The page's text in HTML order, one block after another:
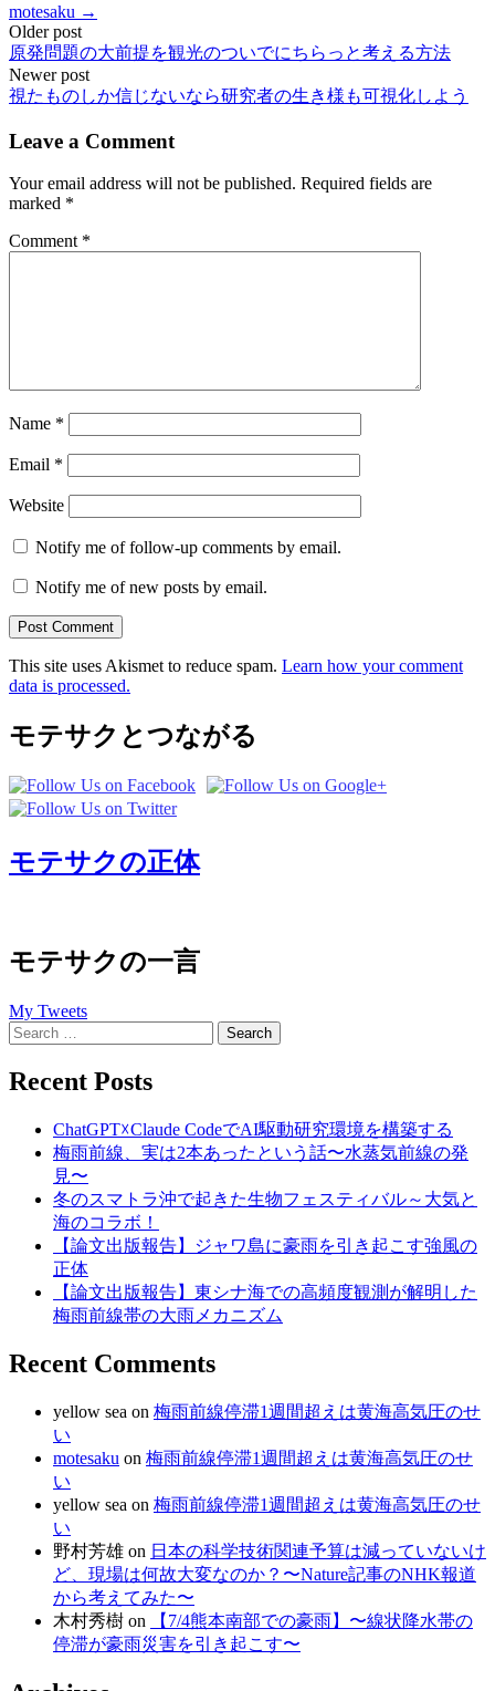
motesaku →
Post
navigation
Older post
原発問題の大前提を観光のついでにちらっと考える方法
Newer post
視たものしか信じないなら研究者の生き様も可視化しよう
Leave a Comment
Your email address will not be published. Required fields are
marked *
Comment *
Name *
Email *
Website
Notify me of follow-up comments by email.
Notify me of new posts by email.
This site uses Akismet to reduce spam. Learn how your comment
data is processed.
モテサクとつながる
モテサクの正体
モテサクの一言
My Tweets
Search
for:
Recent Posts
ChatGPT☓Claude CodeでAI駆動研究環境を構築する
梅雨前線、実は2本あったという話〜水蒸気前線の発
見〜
冬のスマトラ沖で起きた生物フェスティバル～大気と
海のコラボ！
【論文出版報告】ジャワ島に豪雨を引き起こす強風の
正体
【論文出版報告】東シナ海での高頻度観測が解明した
梅雨前線帯の大雨メカニズム
Recent Comments
yellow sea on 梅雨前線停滞1週間超えは黄海高気圧のせ
い
motesaku on 梅雨前線停滞1週間超えは黄海高気圧のせ
い
yellow sea on 梅雨前線停滞1週間超えは黄海高気圧のせ
い
野村芳雄 on 日本の科学技術関連予算は減っていないけ
ど、現場は何故大変なのか？〜Nature記事のNHK報道
から考えてみた〜
木村秀樹 on
【7/4熊本南部での豪雨】〜線状降水帯の
停滞が豪雨災害を引き起こす〜